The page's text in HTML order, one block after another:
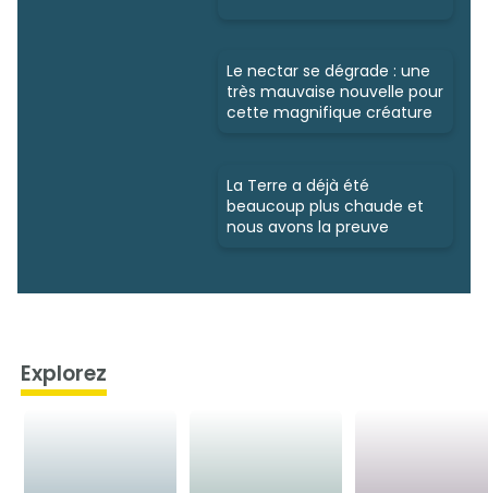
Le nectar se dégrade : une
très mauvaise nouvelle pour
cette magnifique créature
La Terre a déjà été
beaucoup plus chaude et
nous avons la preuve
Explorez